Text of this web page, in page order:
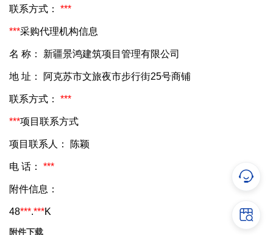
联系方式： ***
***采购代理机构信息
名 称： 新疆景鸿建筑项目管理有限公司
地 址： 阿克苏市文旅夜市步行街25号商铺
联系方式： ***
***项目联系方式
项目联系人： 陈颖
电 话： ***
附件信息：
48***.***K
附件下载